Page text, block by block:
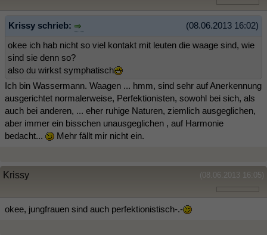
(08.06.2013 16:02)
Krissy schrieb:
okee ich hab nicht so viel kontakt mit leuten die waage sind, wie
sind sie denn so?
also du wirkst symphatisch
Ich bin Wassermann. Waagen ... hmm, sind sehr auf Anerkennung
ausgerichtet normalerweise, Perfektionisten, sowohl bei sich, als
auch bei anderen, ... eher ruhige Naturen, ziemlich ausgeglichen,
aber immer ein bisschen unausgeglichen , auf Harmonie
bedacht...
Mehr fällt mir nicht ein.
(08.06.2013 16:05)
Krissy
okee, jungfrauen sind auch perfektionistisch-.-